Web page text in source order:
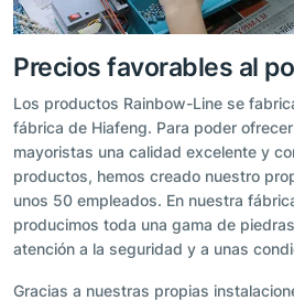
Precios favorables al
Los productos Rainbow-Line se
fábrica de Hiafeng. Para poder
mayoristas una calidad excelente y
productos, hemos creado nuestro
unos 50 empleados. En nuestra
producimos toda una gama de
atención a la seguridad y a unas
Gracias a nuestras propias